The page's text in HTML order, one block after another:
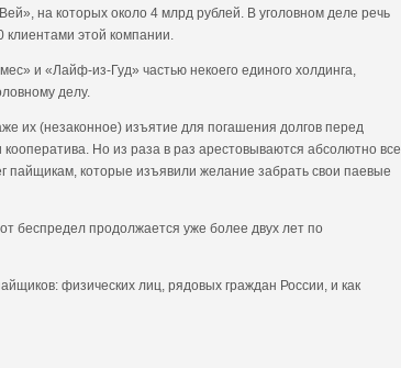
на которых около 4 млрд рублей. В уголовном деле речь
этой компании.
и «Лайф-из-Гуд» частью некоего единого холдинга,
делу.
их (незаконное) изъятие для погашения долгов перед
Но из раза в раз арестовываются абсолютно все
пайщикам, которые изъявили желание забрать свои паевые
беспредел продолжается уже более двух лет по
физических лиц, рядовых граждан России, и как